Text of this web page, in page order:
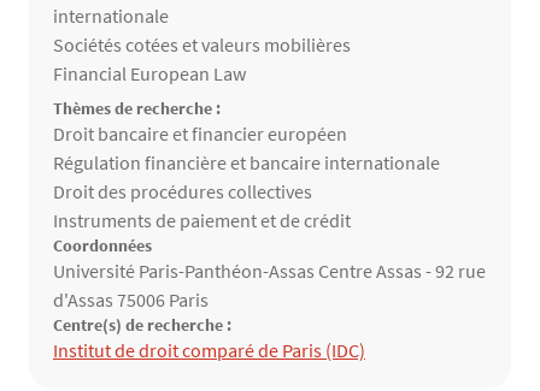
internationale
Sociétés cotées et valeurs mobilières
Financial European Law
Thèmes de recherche :
Thèmes de recherche
Droit bancaire et financier européen
Régulation financière et bancaire internationale
Droit des procédures collectives
Instruments de paiement et de crédit
Coordonnées
Université Paris-Panthéon-Assas Centre Assas - 92 rue
d'Assas 75006 Paris
Centre(s) de recherche :
Structure(s) de rattachement
Institut de droit comparé de Paris (IDC)